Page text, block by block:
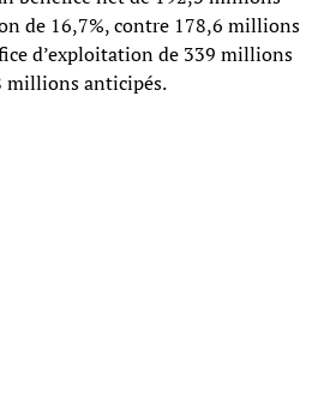
de 16,7%, contre 178,6 millions
d’exploitation de 339 millions
millions anticipés.